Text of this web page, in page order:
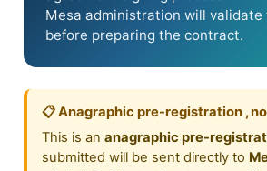
Mesa administration will validate
before preparing the contract.
📋 Anagraphic pre-registration ,
This is an anagraphic pre-
submitted will be sent directly to